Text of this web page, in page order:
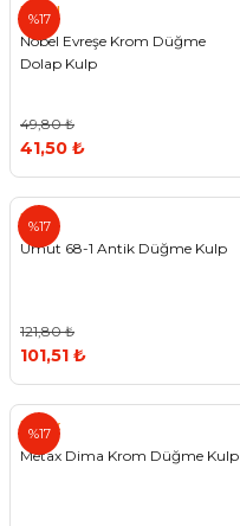
%17
Nobel
Nobel Evreşe Krom Düğme
Dolap Kulp
49,80 ₺
41,50 ₺
%17
Umut
Umut 68-1 Antik Düğme Kulp
121,80 ₺
101,51 ₺
%17
Metax
Metax Dima Krom Düğme Kulp